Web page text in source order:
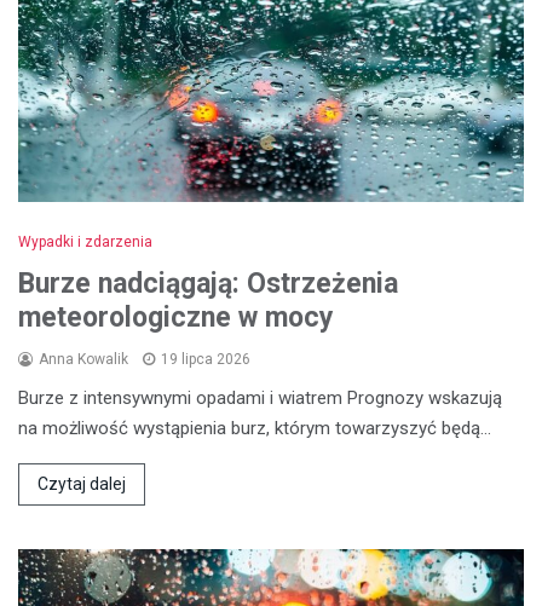
Wypadki i zdarzenia
Burze nadciągają: Ostrzeżenia
meteorologiczne w mocy
Anna Kowalik 19 lipca 2026
Burze z intensywnymi opadami i wiatrem Prognozy wskazują
na możliwość wystąpienia burz, którym towarzyszyć będą…
Czytaj dalej